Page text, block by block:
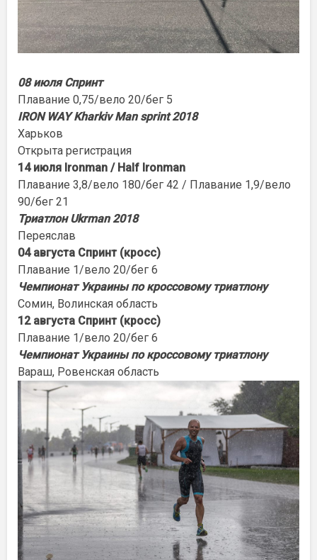
08 июля Спринт
Плавание 0,75/вело 20/бег 5
IRON WAY Kharkiv Man sprint 2018
Харьков
Открыта регистрация
14 июля Ironman / Half Ironman
Плавание 3,8/вело 180/бег 42 / Плавание 1,9/вело
90/бег 21
Триатлон Ukrman 2018
Переяслав
04 августа Спринт (кросс)
Плавание 1/вело 20/бег 6
Чемпионат Украины по кроссовому триатлону
Сомин, Волинская область
12 августа Спринт (кросс)
Плавание 1/вело 20/бег 6
Чемпионат Украины по кроссовому триатлону
Вараш, Ровенская область